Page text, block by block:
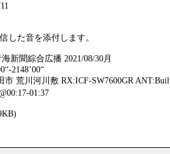
した音を添付します。
新聞綜合広播 2021/08/30月
2148’00“
市 荒川河川敷 RX:ICF-SW7600GR
01:37